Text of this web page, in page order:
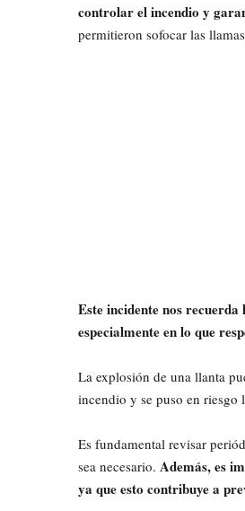
controlar el incendio y
permitieron sofocar las
Este incidente nos
especialmente en lo que
La explosión de una llanta
incendio y se puso en
Es fundamental revisar
sea necesario. Además, es
ya que esto contribuye a